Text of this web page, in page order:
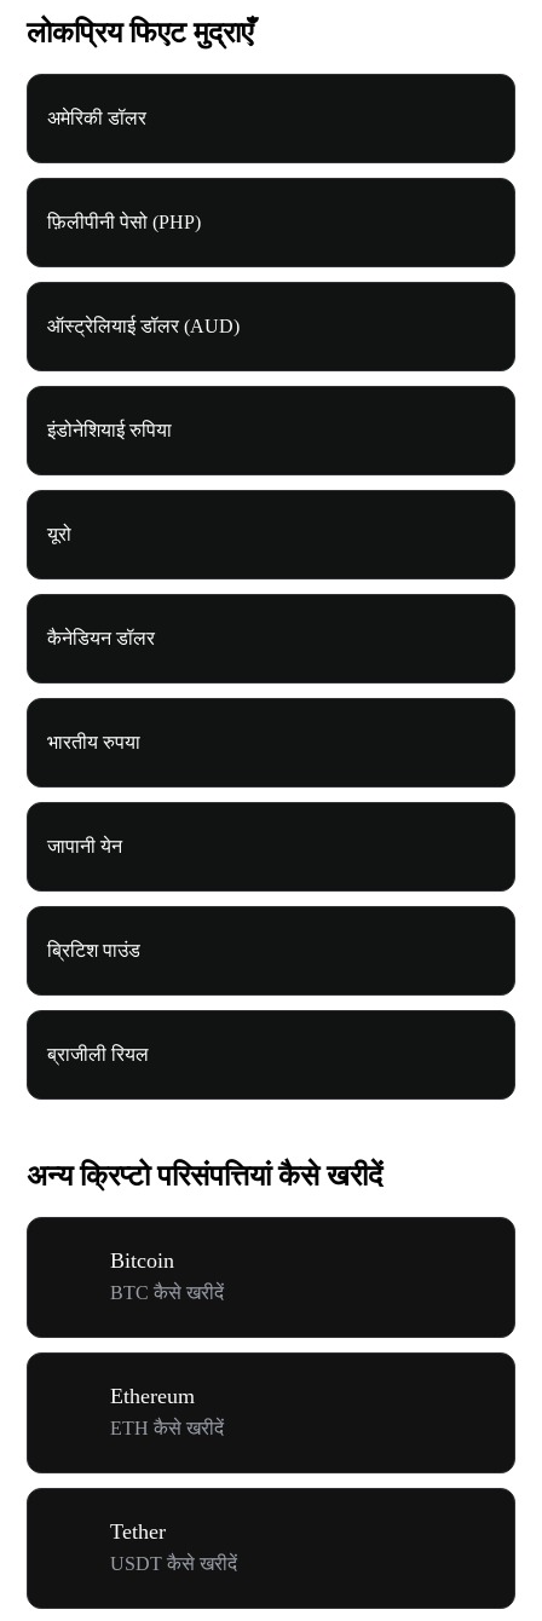
लोकप्रिय फिएट मुद्राएँ
अमेरिकी डॉलर
फ़िलीपीनी पेसो (PHP)
ऑस्ट्रेलियाई डॉलर (AUD)
इंडोनेशियाई रुपिया
यूरो
कैनेडियन डॉलर
भारतीय रुपया
जापानी येन
ब्रिटिश पाउंड
ब्राजीली रियल
अन्य क्रिप्टो परिसंपत्तियां कैसे खरीदें
Bitcoin
BTC कैसे खरीदें
Ethereum
ETH कैसे खरीदें
Tether
USDT कैसे खरीदें